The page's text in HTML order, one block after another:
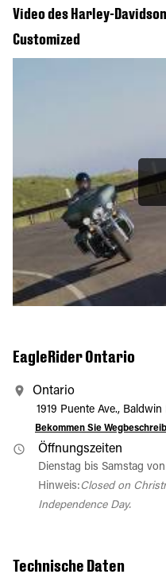
Video des Harley-
Customized
EagleRider Ontario
Ontario
1919 Puente Ave.,
Bekommen Sie
Öffnungszeiten
Dienstag bis Samstag
Hinweis:Closed on
Independence Day.
Technische Daten